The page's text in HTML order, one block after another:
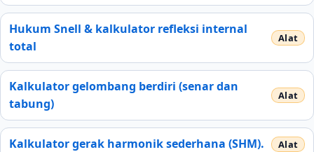
Hukum Snell & kalkulator refleksi internal
total
Kalkulator gelombang berdiri (senar dan
tabung)
Kalkulator gerak harmonik sederhana (SHM).